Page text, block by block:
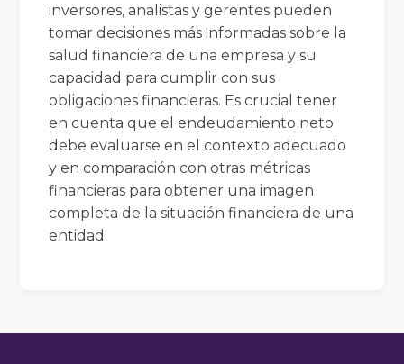
inversores, analistas y gerentes pueden
tomar decisiones más informadas sobre la
salud financiera de una empresa y su
capacidad para cumplir con sus
obligaciones financieras. Es crucial tener
en cuenta que el endeudamiento neto
debe evaluarse en el contexto adecuado
y en comparación con otras métricas
financieras para obtener una imagen
completa de la situación financiera de una
entidad.